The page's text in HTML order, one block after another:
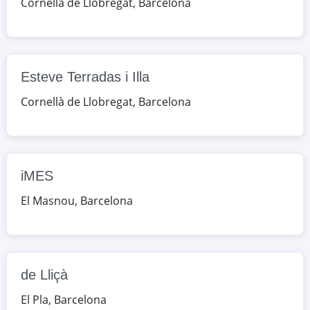
c. Bonavista, 70, Cornellà de
c. Mossen Cinto Verdaguer, 1, El
Masnou, Barcelona, España
Google Maps
OpenStreetMap
av. dels Països Catalans, 26, El Pla,
Barcelona, España
Esteve Terradas i Illa
Cornellà de Llobregat, Barcelona
iMES
El Masnou, Barcelona
de Lliçà
El Pla, Barcelona